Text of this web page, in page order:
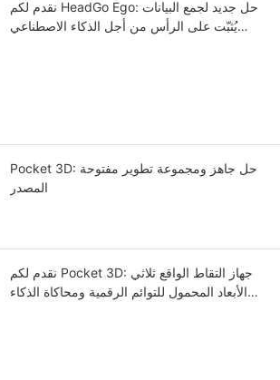
نقدم لكم HeadGo Ego: حل جديد لجمع البيانات
يُثبّت على الرأس من أجل الذكاء الاصطناعي
Pocket 3D: حل جاهز ومجموعة تطوير مفتوحة
المصدر
نقدم لكم Pocket 3D: جهاز التقاط الواقع ثلاثي
الأبعاد المحمول للتوائم الرقمية ومحاكاة الذكاء